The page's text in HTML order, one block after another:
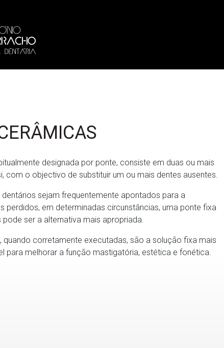
designada por ponte, consiste em duas ou mais
com o objectivo de substituir um ou mais dentes ausentes.
sejam frequentemente apontados para a
perdidos, em determinadas circunstâncias, uma ponte fixa
ser a alternativa mais apropriada.
quando corretamente executadas, são a solução fixa mais
para melhorar a função mastigatória, estética e fonética.